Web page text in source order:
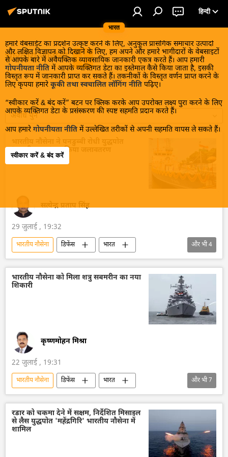
भारत
हिन्दी
हमारे वेबसाईट का प्रदर्शन उत्कृष्ट करने के लिए, अनुकूल प्रासंगिक समाचार उत्पादों
और लक्षित विज्ञापन को दिखाने के लिए, हम अपने और हमारे भागीदारों के वेबसाइटों
से आपके बारे में अवैयक्तिक व्यावसायिक जानकारी एकत्र करते हैं। आप हमारी
गोपनीयता नीति में आपके व्यक्तिगत डेटा का इस्तेमाल कैसे किया जाता है, इसकी
विस्तृत रूप में जानकारी प्राप्त कर सकते हैं। तकनीकों के विस्तृत वर्णन प्राप्त करने के
लिए कृपया हमारे कूकी तथा स्वचालित लॉगिंग नीति पढ़िए।
“स्वीकार करें & बंद करें” बटन पर क्लिक करके आप उपरोक्त लक्ष्य पुरा करने के लिए
आपके व्यक्तिगत डेटा के प्रसंस्करण की स्पष्ट सहमति प्रदान करते हैं।
आप हमारे गोपनीयता नीति में उल्लेखित तरीकों से अपनी सहमति वापस ले सकते हैं।
स्वीकार करें & बंद करें
भारतीय नौसेना
अवधि चुनें
'मछलीपट्टनम' का किया जलावतरण
सत्येन्द्र प्रताप सिंह
29 जुलाई , 19:32
भारतीय नौसेना डिफेंस
भारत
भारत सरकार
युद्धपोत
रक्षा मंत्रालय (MoD)
रक्षा-पंक्ति
और भी4
भारतीय नौसेना को मिला शत्रु सबमरीन का नया
शिकारी
कृष्णमोहन मिश्रा
22 जुलाई , 19:31
भारतीय नौसेना डिफेंस
भारत
कोलकाता
मुंबई
2008 के मुंबई हमले
आतंकवादी
अरब सागर
हिंद-प्रशांत क्षेत्र
बंगाल की खाड़ी
और भी7
रडार को चकमा देने में सक्षम, निर्देशित मिसाइल
से लैस युद्धपोत 'महेंद्रगिरि' भारतीय नौसेना में
शामिल